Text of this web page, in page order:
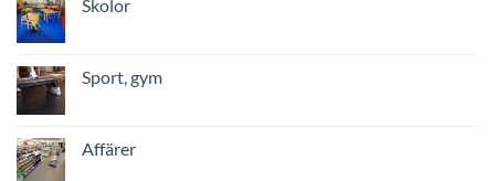
Skolor
Sport, gym
Affärer